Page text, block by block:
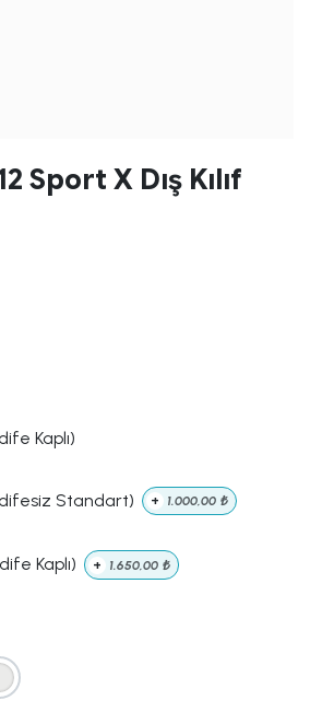
Sport X Dış Kılıf
Kaplı)
Standart) + 1.000,00 ₺
Kaplı) + 1.650,00 ₺